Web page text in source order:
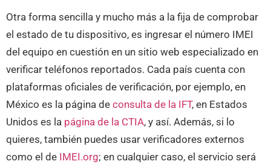
Otra forma sencilla y mucho más a la fija de comprobar
el estado de tu dispositivo, es ingresar el número IMEI
del equipo en cuestión en un sitio web especializado en
verificar teléfonos reportados. Cada país cuenta con
plataformas oficiales de verificación, por ejemplo, en
México es la página de consulta de la IFT, en Estados
Unidos es la página de la CTIA, y así. Además, si lo
quieres, también puedes usar verificadores externos
como el de IMEI.org; en cualquier caso, el servicio será